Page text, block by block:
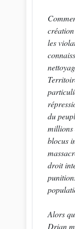
création
les
du
millions
blocus
droit
Alors
Drian